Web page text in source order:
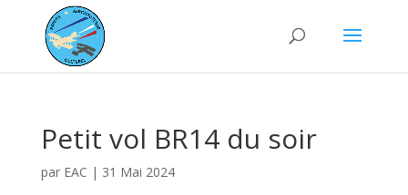
Petit vol BR14 du soir
par EAC | 31 Mai 2024